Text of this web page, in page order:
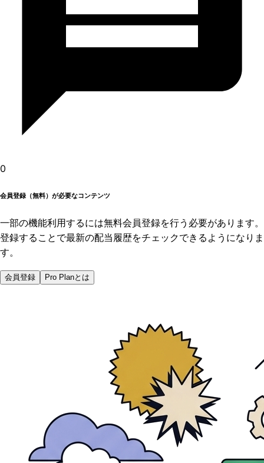
0
会員登録（無料）が必要なコンテンツ
一部の機能利用するには無料会員登録を行う必要があります。
登録することで最新の配当履歴をチェックできるようになりま
す。
会員登録 Pro Planとは